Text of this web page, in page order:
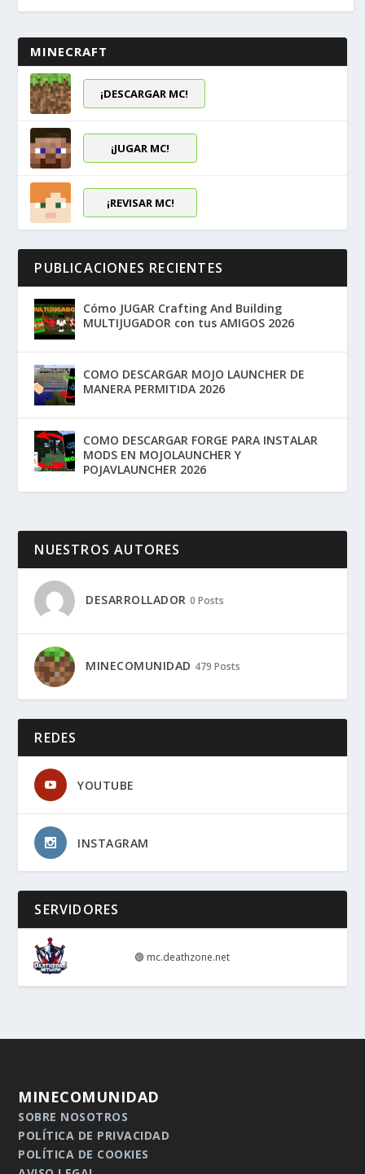
MINECRAFT
¡DESCARGAR MC!
¡JUGAR MC!
¡REVISAR MC!
PUBLICACIONES RECIENTES
Cómo JUGAR Crafting And Building
MULTIJUGADOR con tus AMIGOS 2026
COMO DESCARGAR MOJO LAUNCHER DE
MANERA PERMITIDA 2026
COMO DESCARGAR FORGE PARA INSTALAR
MODS EN MOJOLAUNCHER Y
POJAVLAUNCHER 2026
NUESTROS AUTORES
DESARROLLADOR 0 Posts
MINECOMUNIDAD 479 Posts
REDES
YOUTUBE
INSTAGRAM
SERVIDORES
🟢 mc.deathzone.net
MINECOMUNIDAD
SOBRE NOSOTROS
POLÍTICA DE PRIVACIDAD
POLÍTICA DE COOKIES